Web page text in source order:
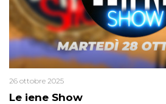
Le iene Show
26 ottobre 2025